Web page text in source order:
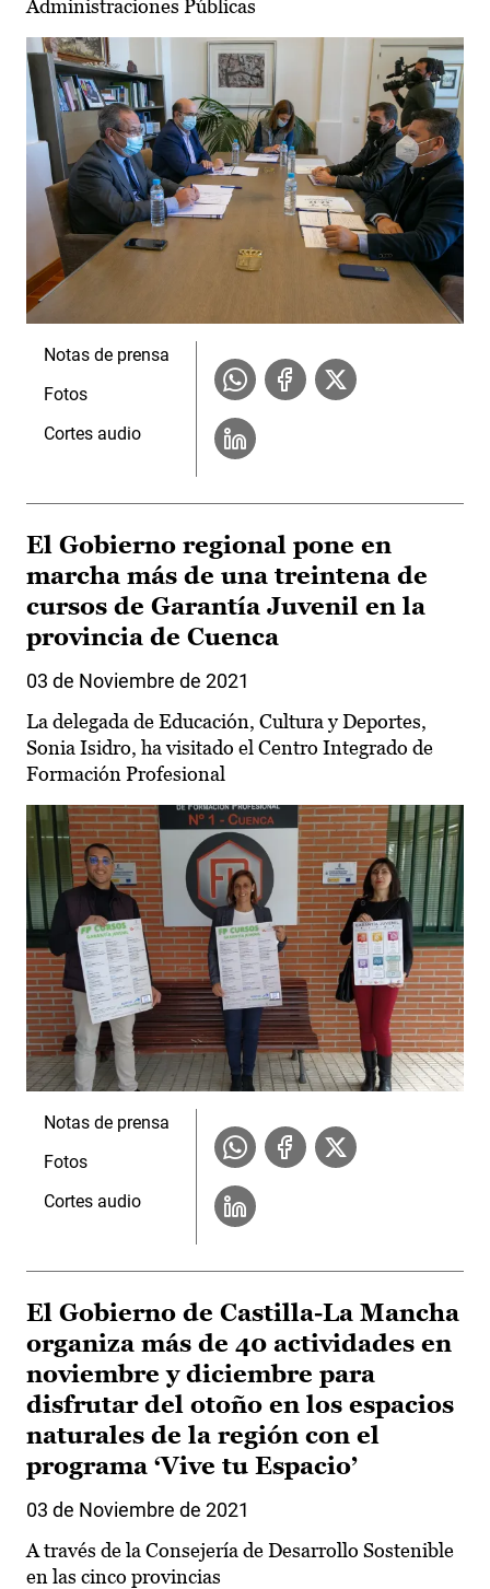
Administraciones Públicas
Notas de prensa
Fotos
Cortes audio
El Gobierno regional pone en
marcha más de una treintena de
cursos de Garantía Juvenil en la
provincia de Cuenca
03 de Noviembre de 2021
La delegada de Educación, Cultura y Deportes,
Sonia Isidro, ha visitado el Centro Integrado de
Formación Profesional
Notas de prensa
Fotos
Cortes audio
El Gobierno de Castilla-La Mancha
organiza más de 40 actividades en
noviembre y diciembre para
disfrutar del otoño en los espacios
naturales de la región con el
programa ‘Vive tu Espacio’
03 de Noviembre de 2021
A través de la Consejería de Desarrollo Sostenible
en las cinco provincias